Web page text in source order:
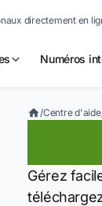
directement en
Numéros
/Centre d'aide
Gérez